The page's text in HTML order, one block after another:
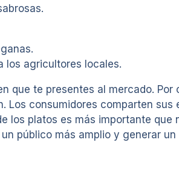
los agricultores locales.
que te presentes al mercado. Por
consumidores comparten
los platos es más importante que
público más amplio y generar